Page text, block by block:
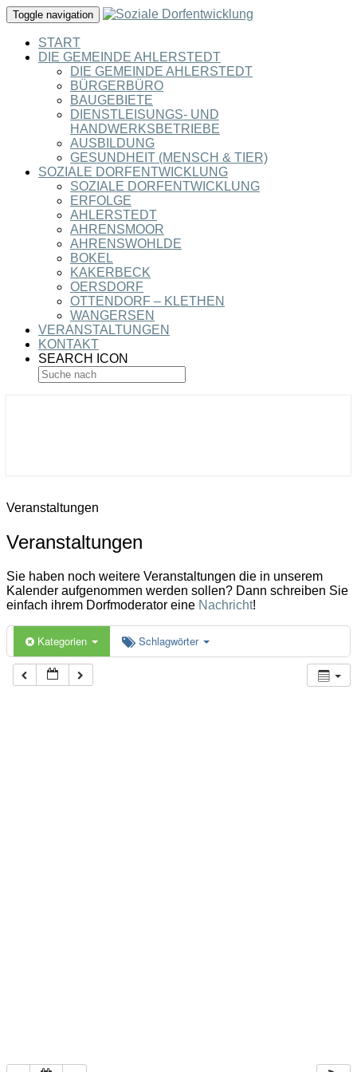
Toggle navigation
START
DIE GEMEINDE AHLERSTEDT
DIE GEMEINDE AHLERSTEDT
BÜRGERBÜRO
BAUGEBIETE
DIENSTLEISUNGS- UND
HANDWERKSBETRIEBE
AUSBILDUNG
GESUNDHEIT (MENSCH & TIER)
SOZIALE DORFENTWICKLUNG
SOZIALE DORFENTWICKLUNG
ERFOLGE
AHLERSTEDT
AHRENSMOOR
AHRENSWOHLDE
BOKEL
KAKERBECK
OERSDORF
OTTENDORF – KLETHEN
WANGERSEN
VERANSTALTUNGEN
KONTAKT
SEARCH ICON
Veranstaltungen
Veranstaltungen
Sie haben noch weitere Veranstaltungen die in unserem
Kalender aufgenommen werden sollen? Dann schreiben Sie
einfach ihrem Dorfmoderator eine Nachricht!
Kategorien Schlagwörter